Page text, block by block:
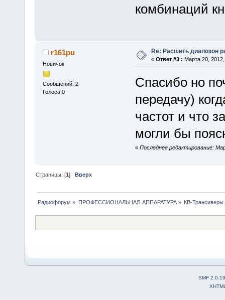
комбинаций
r161pu
Новичок
Сообщений: 2
Голоса 0
Re: Расшить диапозон
« Ответ #3 : Марта 20,
Спасибо но
передачу)
частот и что
могли бы
« Последнее редактирование:
Страницы: [1]Вверх
Радиофорум » ПРОФЕССИОНАЛЬНАЯ АППАРАТУРА» КВ-Трансиверы
SMF 2.0.19